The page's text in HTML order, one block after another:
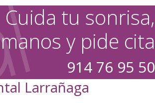
Cuida tu sonrisa,
y pide cita
914 76 95 50
Larrañaga